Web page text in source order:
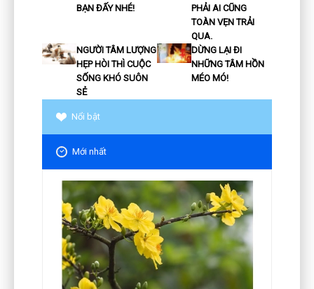
BẠN ĐẤY NHÉ!
PHẢI AI CŨNG
TOÀN VẸN TRẢI
QUA.
NGƯỜI TÂM LƯỢNG
HẸP HÒI THÌ CUỘC
SỐNG KHÓ SUÔN
SẺ
DỪNG LẠI ĐI
NHỮNG TÂM HỒN
MÉO MÓ!
Nổi bật
Mới nhất